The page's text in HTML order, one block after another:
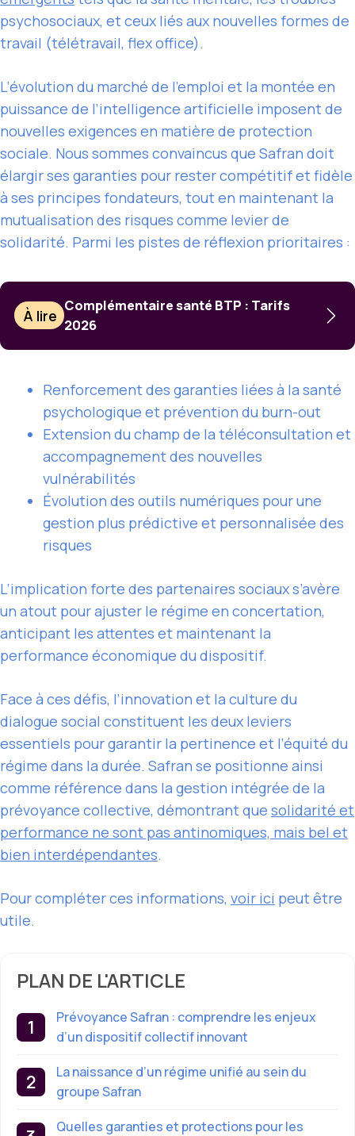
psychosociaux, et ceux liés aux nouvelles formes de
travail (télétravail, flex office).
L’évolution du marché de l’emploi et la montée en
puissance de l’intelligence artificielle imposent de
nouvelles exigences en matière de protection
sociale. Nous sommes convaincus que Safran doit
élargir ses garanties pour rester compétitif et fidèle
à ses principes fondateurs, tout en maintenant la
mutualisation des risques comme levier de
solidarité. Parmi les pistes de réflexion prioritaires :
À lire
Complémentaire santé BTP : Tarifs
2026
Renforcement des garanties liées à la santé
psychologique et prévention du burn-out
Extension du champ de la téléconsultation et
accompagnement des nouvelles
vulnérabilités
Évolution des outils numériques pour une
gestion plus prédictive et personnalisée des
risques
L’implication forte des partenaires sociaux s’avère
un atout pour ajuster le régime en concertation,
anticipant les attentes et maintenant la
performance économique du dispositif.
Face à ces défis, l’innovation et la culture du
dialogue social constituent les deux leviers
essentiels pour garantir la pertinence et l’équité du
régime dans la durée. Safran se positionne ainsi
comme référence dans la gestion intégrée de la
prévoyance collective, démontrant que solidarité et
performance ne sont pas antinomiques, mais bel et
bien interdépendantes.
Pour compléter ces informations, voir ici peut être
utile.
PLAN DE L'ARTICLE
Prévoyance Safran : comprendre les enjeux
d’un dispositif collectif innovant
La naissance d’un régime unifié au sein du
groupe Safran
Quelles garanties et protections pour les